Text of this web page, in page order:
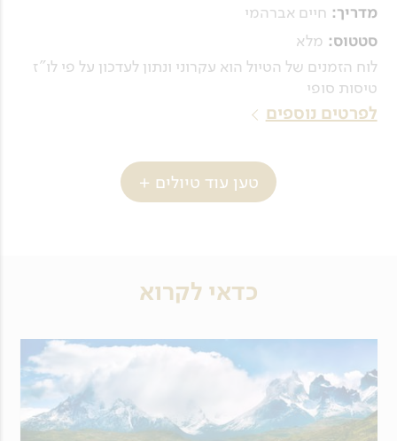
מדריך: חיים אברהמי
סטטוס: מלא
לוח הזמנים של הטיול הוא עקרוני ונתון לעדכון על פי לו"ז
טיסות סופי
לפרטים נוספים
טען עוד טיולים +
כדאי לקרוא